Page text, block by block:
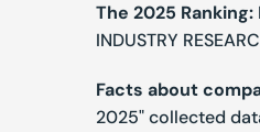
The 2025 Ranking:
INDUSTRY
Facts about
2025" collected